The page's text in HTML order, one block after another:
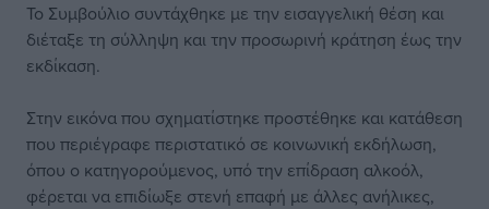
Το Συμβούλιο συντάχθηκε με την εισαγγελική θέση και
διέταξε τη σύλληψη και την προσωρινή κράτηση έως την
εκδίκαση.
Στην εικόνα που σχηματίστηκε προστέθηκε και κατάθεση
που περιέγραφε περιστατικό σε κοινωνική εκδήλωση,
όπου ο κατηγορούμενος, υπό την επίδραση αλκοόλ,
φέρεται να επιδίωξε στενή επαφή με άλλες ανήλικες,